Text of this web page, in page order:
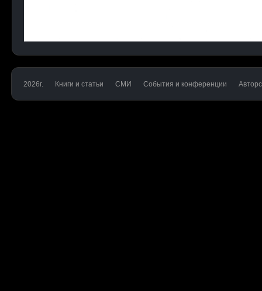
2026г. Книги и статьи СМИ События и конференции